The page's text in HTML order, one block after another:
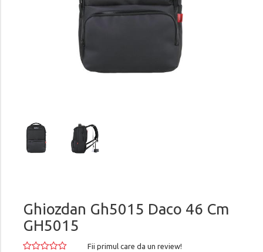
Ghiozdan Gh5015 Daco 46 Cm
GH5015
Fii primul care da un review!